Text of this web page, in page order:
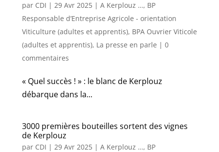
par CDI | 29 Avr 2025| A Kerplouz …, BP
Responsable d’Entreprise Agricole - orientation
Viticulture (adultes et apprentis), BPA Ouvrier Viticole
(adultes et apprentis), La presse en parle | 0
commentaires
« Quel succès ! » : le blanc de Kerplouz
débarque dans la...
3000 premières bouteilles sortent des vignes
de Kerplouz
par CDI | 29 Avr 2025| A Kerplouz …, BP